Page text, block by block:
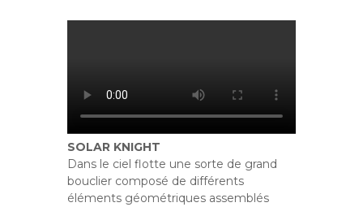
SOLAR KNIGHT
Dans le ciel flotte une sorte de grand
bouclier composé de différents
éléments géométriques assemblés